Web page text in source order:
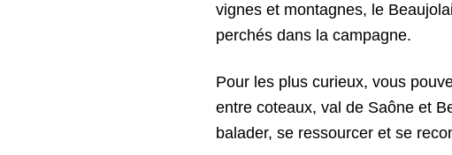
vignes et montagnes, le
perchés dans la campagne.
Pour les plus curieux, vous
entre coteaux, val de Saône et
balader, se ressourcer et se